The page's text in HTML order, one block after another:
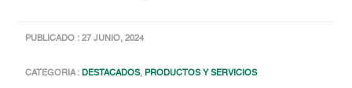
PUBLICADO : 27 JUNIO, 2024
CATEGORIA :DESTACADOS, PRODUCTOS Y SERVICIOS